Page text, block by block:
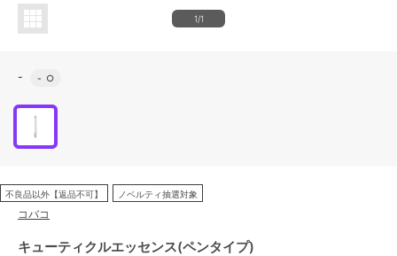
1/1
- - ○
不良品以外【返品不可】 ノベルティ抽選対象
コバコ
キューティクルエッセンス(ペンタイプ)